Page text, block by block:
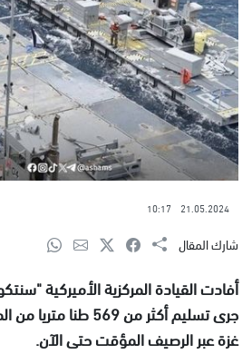
21.05.2024
10:17
شارك المقال
أفادت القيادة المركزية الأميركية
جرى تسليم أكثر من 569
غزة عبر الرصيف المؤقت حتى الآن.